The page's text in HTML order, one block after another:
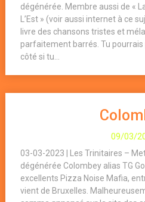
dégénérée. Membre aussi de «
L’Est » (voir aussi internet à ce
livre des chansons tristes et
parfaitement barrés. Tu
côté si tu...
09/03/
03-03-2023 | Les Trinitaires –
dégénérée Colombey alias TG
excellents Pizza Noise Mafia,
vient de Bruxelles.